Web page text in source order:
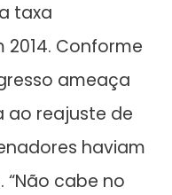
taxa
2014. Conforme
ameaça
ao reajuste de
haviam
cabe no